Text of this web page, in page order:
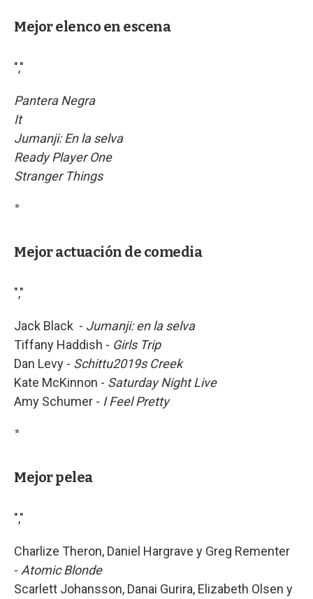
Mejor elenco en escena
","
Pantera Negra
It
Jumanji: En la selva
Ready Player One
Stranger Things
*
Mejor actuación de comedia
","
Jack Black - Jumanji: en la selva
Tiffany Haddish - Girls Trip
Dan Levy - Schittu2019s Creek
Kate McKinnon - Saturday Night Live
Amy Schumer - I Feel Pretty
*
Mejor pelea
","
Charlize Theron, Daniel Hargrave y Greg Rementer
- Atomic Blonde
Scarlett Johansson, Danai Gurira, Elizabeth Olsen y